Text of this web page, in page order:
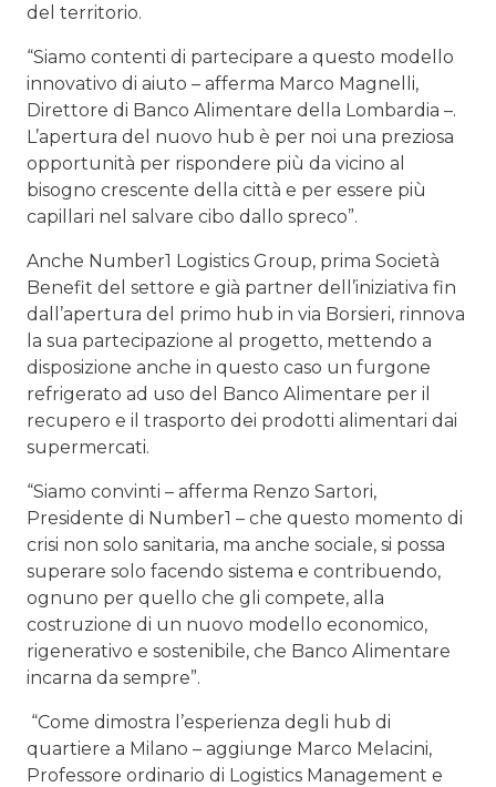
del territorio.
“Siamo contenti di partecipare a questo modello
innovativo di aiuto – afferma Marco Magnelli,
Direttore di Banco Alimentare della Lombardia –.
L’apertura del nuovo hub è per noi una preziosa
opportunità per rispondere più da vicino al
bisogno crescente della città e per essere più
capillari nel salvare cibo dallo spreco”.
Anche Number1 Logistics Group, prima Società
Benefit del settore e già partner dell’iniziativa fin
dall’apertura del primo hub in via Borsieri, rinnova
la sua partecipazione al progetto, mettendo a
disposizione anche in questo caso un furgone
refrigerato ad uso del Banco Alimentare per il
recupero e il trasporto dei prodotti alimentari dai
supermercati.
“Siamo convinti – afferma Renzo Sartori,
Presidente di Number1 – che questo momento di
crisi non solo sanitaria, ma anche sociale, si possa
superare solo facendo sistema e contribuendo,
ognuno per quello che gli compete, alla
costruzione di un nuovo modello economico,
rigenerativo e sostenibile, che Banco Alimentare
incarna da sempre”.
“Come dimostra l’esperienza degli hub di
quartiere a Milano – aggiunge Marco Melacini,
Professore ordinario di Logistics Management e